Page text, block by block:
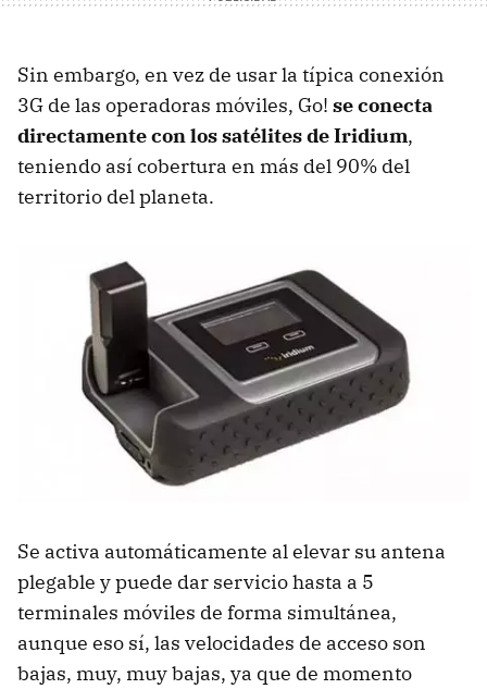
Sin embargo, en vez de usar la típica conexión
3G de las operadoras móviles, Go! se conecta
directamente con los satélites de Iridium,
teniendo así cobertura en más del 90% del
territorio del planeta.
Se activa automáticamente al elevar su antena
plegable y puede dar servicio hasta a 5
terminales móviles de forma simultánea,
aunque eso sí, las velocidades de acceso son
bajas, muy, muy bajas, ya que de momento